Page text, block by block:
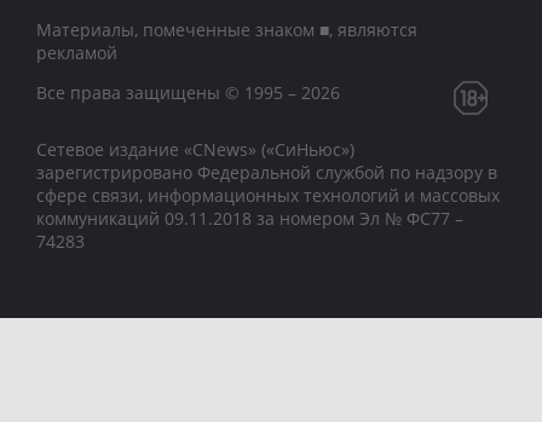
Материалы, помеченные знаком ■, являются
рекламой
Все права защищены © 1995 – 2026
Сетевое издание «CNews» («СиНьюс»)
зарегистрировано Федеральной службой по надзору в
сфере связи, информационных технологий и массовых
коммуникаций 09.11.2018 за номером Эл № ФС77 –
74283